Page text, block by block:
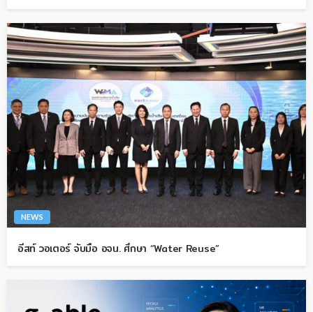
NEWS
อีสท์ วอเตอร์ จับมือ อจน. ศึกษา “Water Reuse”